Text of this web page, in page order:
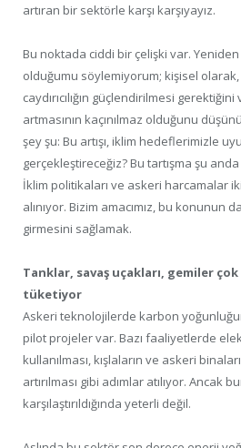
artıran bir sektörle karşı karşıyayız.
Bu noktada ciddi bir çelişki var.
olduğumu söylemiyorum; kişisel olarak,
caydırıcılığın güçlendirilmesi
artmasının kaçınılmaz olduğunu
şey şu: Bu artışı, iklim hedeflerimizle
gerçekleştireceğiz? Bu tartışma şu
İklim politikaları ve askeri harcamalar
alınıyor. Bizim amacımız, bu konunun
girmesini sağlamak.
Tanklar, savaş uçakları, gemiler
tüketiyor
Askeri teknolojilerde karbon
pilot projeler var. Bazı faaliyetlerde
kullanılması, kışlaların ve askeri
artırılması gibi adımlar atılıyor. Ancak
karşılaştırıldığında yeterli değil.